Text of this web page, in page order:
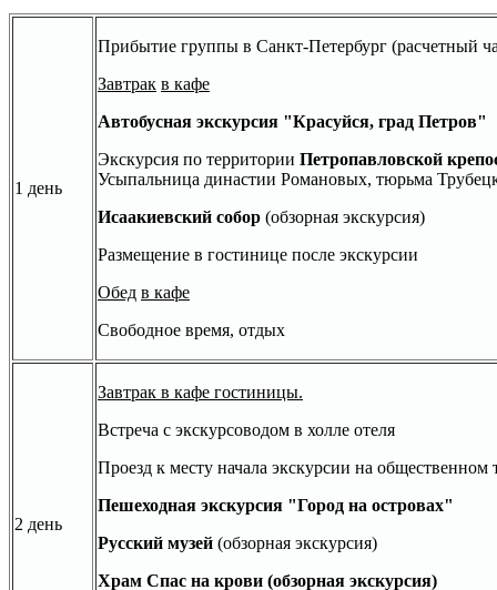
1 день
Прибытие группы в Санкт-Петербург (расчетный
Завтрак в кафе
Автобусная экскурсия "Красуйся, град Петров"
Экскурсия по территории Петропавловской
Усыпальница династии Романовых, тюрьма
Исаакиевский собор (обзорная экскурсия)
Размещение в гостинице после экскурсии
Обед в кафе
Свободное время, отдых
2 день
Завтрак в кафе гостиницы.
Встреча с экскурсоводом в холле отеля
Проезд к месту начала экскурсии на
Пешеходная экскурсия "Город на островах"
Русский музей (обзорная экскурсия)
Храм Спас на крови (обзорная экскурсия)